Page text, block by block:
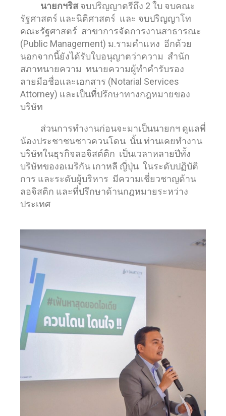
นายกฯริสจบปริญญาตรีถึง 2 ใบ จบคณะ
รัฐศาสตร์ และนิติศาสตร์ และ จบปริญญาโท
คณะรัฐศาสตร์ สาขาการจัดการงานสาธารณะ
(Public Management) ม.รามคำแหง อีกด้วย
นอกจากนี้ยังได้รับใบอนุญาตว่าความ สำนัก
สภาทนายความ ทนายความผู้ทำคำรับรอง
ลายมือชื่อและเอกสาร (Notarial Services
Attorney) และเป็นที่ปรึกษาทางกฎหมายของ
บริษัท
ส่วนการทำงานก่อนจะมาเป็นนายกฯ ดูแลพี่
น้องประชาชนชาวควนโดน นั้น ท่านเคยทำงาน
บริษัทในธุรกิจลอจิสต์ติก เป็นเวลาหลายปีทั้ง
บริษัทของอเมริกัน เกาหลี ญี่ปุ่น ในระดับปฏิบัติ
การ และระดับผู้บริหาร มีความเชี่ยวชาญด้าน
ลอจิสติก และที่ปรึกษาด้านกฎหมายระหว่าง
ประเทศ